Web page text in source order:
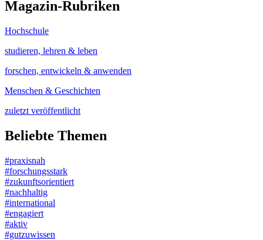
Magazin-Rubriken
Hochschule
studieren, lehren & leben
forschen, entwickeln & anwenden
Menschen & Geschichten
zuletzt veröffentlicht
Beliebte Themen
#praxisnah
#forschungsstark
#zukunftsorientiert
#nachhaltig
#international
#engagiert
#aktiv
#gutzuwissen